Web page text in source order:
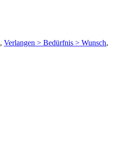
, Verlangen > Bedürfnis > Wunsch,